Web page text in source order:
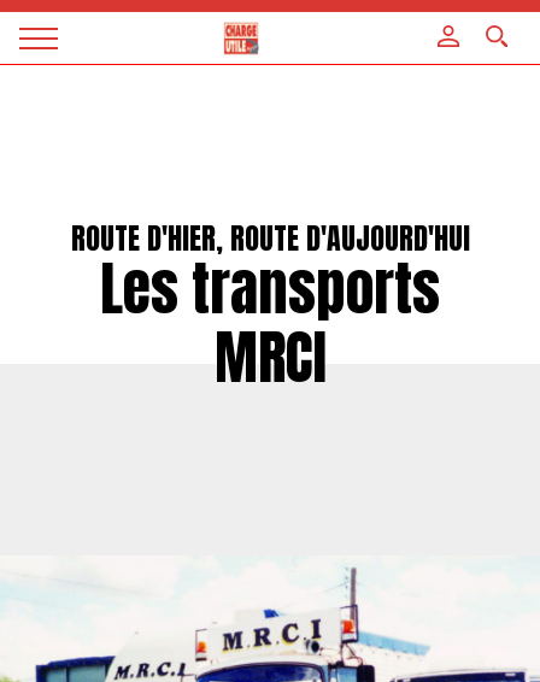
Magazine
ROUTE D'HIER, ROUTE D'AUJOURD'HUI
Les transports
MRCI
Panneau de gestion des cookies